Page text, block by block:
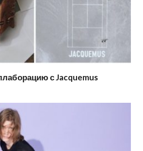
с Jacquemus